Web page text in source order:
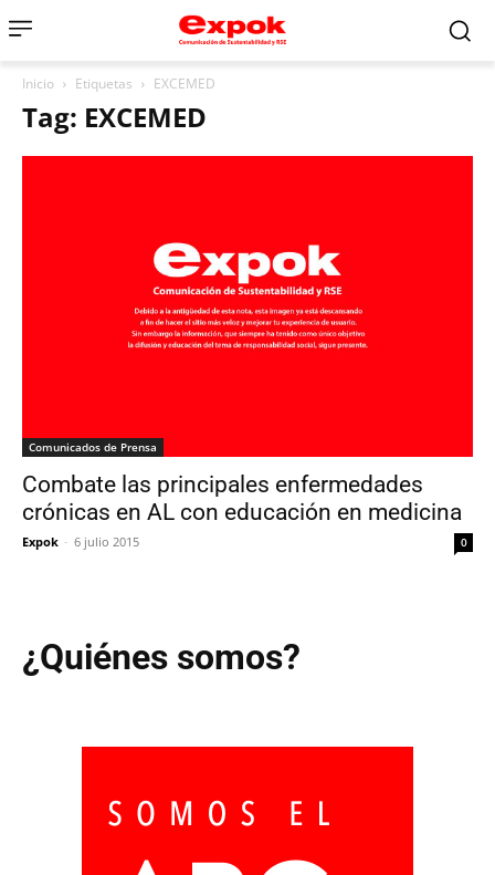
Inicio Etiquetas EXCEMED
Tag: EXCEMED
Comunicados de Prensa
Combate las principales enfermedades
crónicas en AL con educación en medicina
Expok - 6 julio 2015 0
¿Quiénes somos?